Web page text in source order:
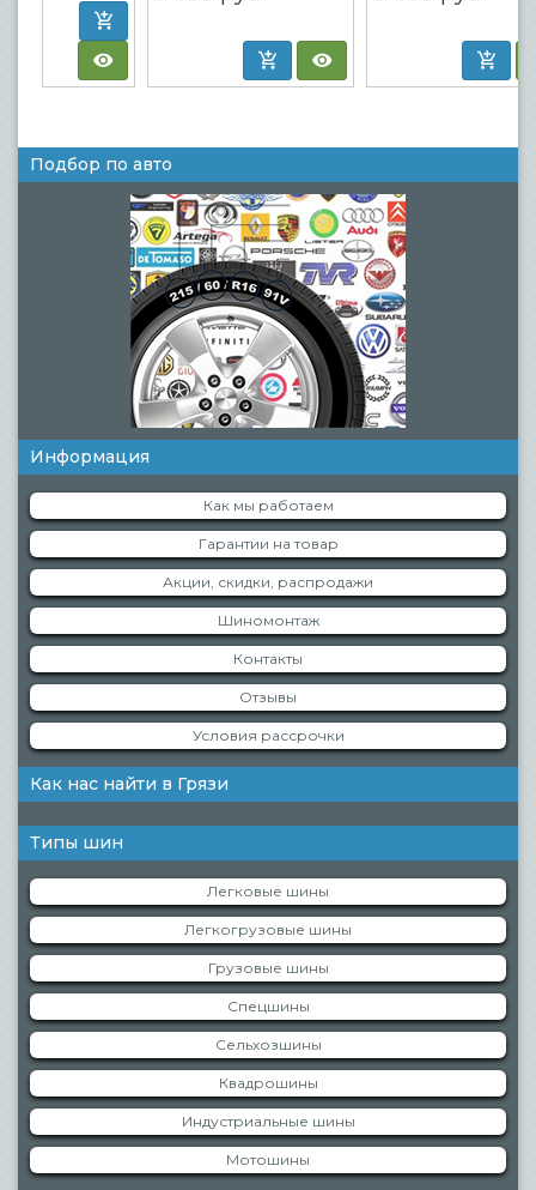
Подбор по авто
Информация
Как мы работаем
Гарантии на товар
Акции, скидки, распродажи
Шиномонтаж
Контакты
Отзывы
Условия рассрочки
Как нас найти в Грязи
Типы шин
Легковые шины
Легкогрузовые шины
Грузовые шины
Спецшины
Сельхозшины
Квадрошины
Индустриальные шины
Мотошины